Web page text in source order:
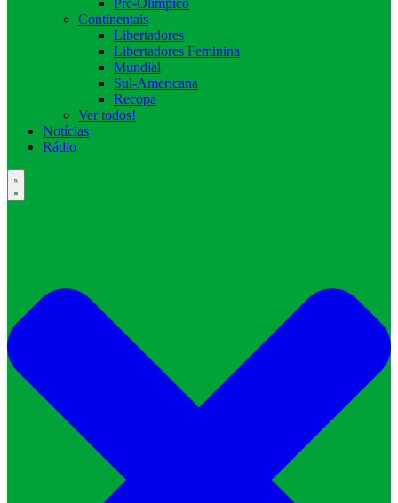
Continentais
Libertadores
Libertadores Feminina
Mundial
Sul-Americana
Recopa
Ver todos!
Notícias
Rádio